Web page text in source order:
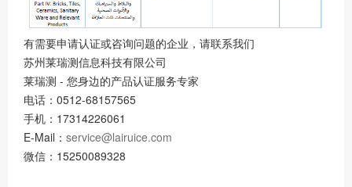
有需要申请认证或咨询问题的企业，请联系我们
苏州莱瑞测信息科技有限公司
莱瑞测 - 您身边的产品认证服务专家
电话：0512-68157565
手机：17314226061
E-Mail： service@lairuice.com
微信：15250089328